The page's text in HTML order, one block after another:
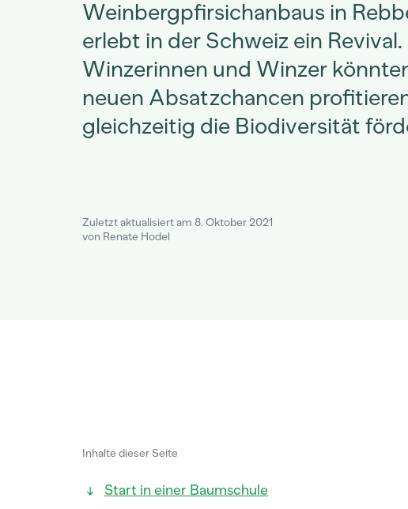
Weinbergpfirsichanbaus in
erlebt in der Schweiz ein Revival.
Winzerinnen und Winzer
neuen Absatzchancen
gleichzeitig die Biodiversität
Zuletzt aktualisiert am 8. Oktober 2021
von Renate Hodel
Inhalte dieser Seite
Start in einer Baumschule